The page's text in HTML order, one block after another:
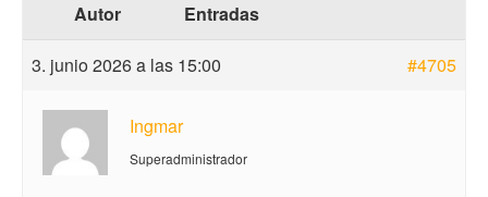
Autor Entradas
3. junio 2026 a las 15:00 #4705
Ingmar
Superadministrador